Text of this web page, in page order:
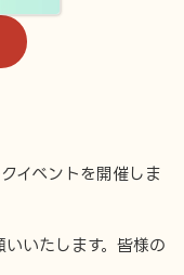
イベントを開催しま
いたします。皆様の